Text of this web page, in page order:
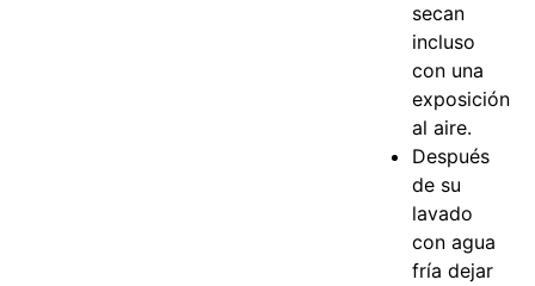
secan
incluso
con una
exposición
al aire.
Después
de su
lavado
con agua
fría dejar